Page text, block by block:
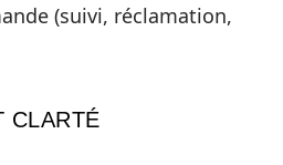
(suivi, réclamation,
CLARTÉ